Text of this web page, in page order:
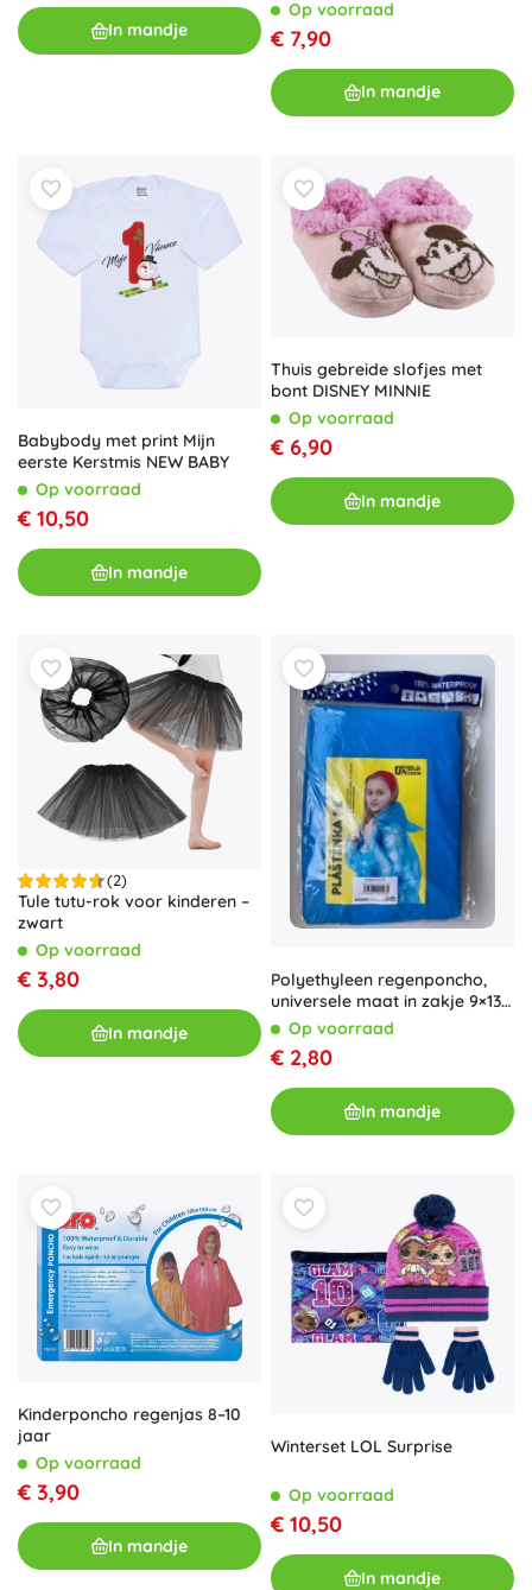
In mandje
Op voorraad
€ 7,90
In mandje
Babybody met print Mijn
eerste Kerstmis NEW BABY
Op voorraad
€ 10,50
In mandje
Thuis gebreide slofjes met
bont DISNEY MINNIE
Op voorraad
€ 6,90
In mandje
(2)
Tule tutu-rok voor kinderen –
zwart
Op voorraad
€ 3,80
In mandje
Polyethyleen regenponcho,
universele maat in zakje 9×13
cmOp voorraad
€ 2,80
In mandje
Kinderponcho regenjas 8–10
jaar
Op voorraad
€ 3,90
In mandje
Winterset LOL Surprise
Op voorraad
€ 10,50
In mandje